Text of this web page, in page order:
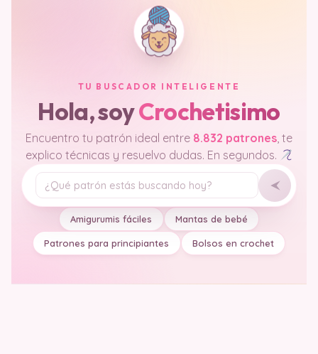
TU BUSCADOR INTELIGENTE
Hola, soyCrochetisimo
Encuentro tu patrón ideal entre 8.832 patrones, te
explico técnicas y resuelvo dudas. En segundos.
Tu pregunta
Amigurumis fáciles Mantas de bebé
Patrones para principiantes Bolsos en crochet